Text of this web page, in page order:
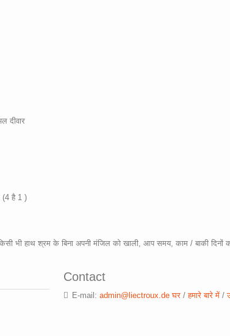
templates/tpl_product_info_display.php
templates/tpl_product_info_display.php
दीवार
(4 है1 )
भी हाथ श्रम के बिना अपनी मंजिल को खाली, आप समय, काम/ बाकी दिनों
Contact
E-mail: admin@liectroux.de घर/हमारे बारे में/